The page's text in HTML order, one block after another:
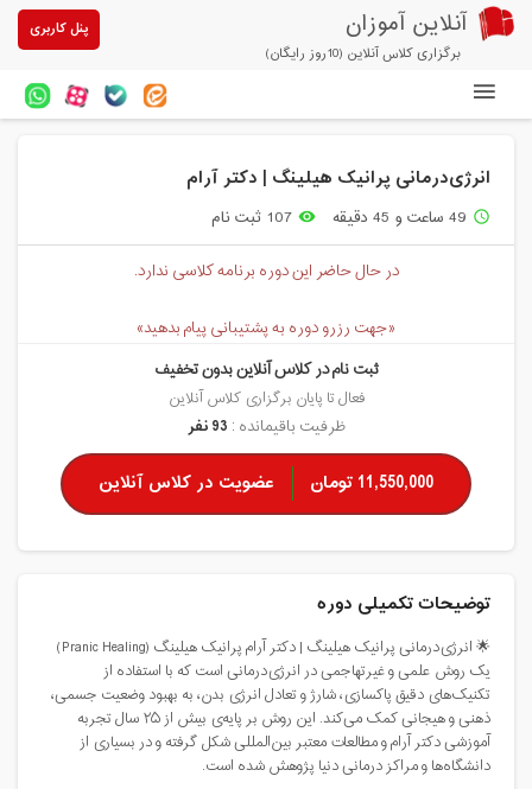
آنلاین آموزان
برگزاری کلاس آنلاین (10روز رایگان)
پنل کاربری
آزمون های آنلاین
مقالات آنلاین آموزان
خرید سرویس کلاس آنلاین
پیشنهادهای ویژه
تخفیفهای مشارکتی
درباره ما
انرژی‌درمانی پرانیک هیلینگ | دکتر آرام
access_time 49 ساعت و 45 دقیقه remove_red_eye 107 ثبت نام
در حال حاضر این دوره برنامه کلاسی ندارد.
«جهت رزرو دوره به پشتیبانی پیام بدهید»
ثبت نام در کلاس آنلاین بدون تخفیف
فعال تا پایان برگزاری کلاس آنلاین
ظرفیت باقیمانده : 93 نفر
11,550,000 تومان عضویت در کلاس آنلاین
توضیحات تکمیلی دوره
🌟 انرژی‌درمانی پرانیک هیلینگ | دکتر آرام پرانیک هیلینگ (Pranic Healing)
یک روش علمی و غیرتهاجمی در انرژی‌درمانی است که با استفاده از
تکنیک‌های دقیق پاکسازی، شارژ و تعادل انرژی بدن، به بهبود وضعیت جسمی،
ذهنی و هیجانی کمک می‌کند. این روش بر پایه‌ی بیش از ۲۵ سال تجربه
آموزشی دکتر آرام و مطالعات معتبر بین‌المللی شکل گرفته و در بسیاری از
دانشگاه‌ها و مراکز درمانی دنیا پژوهش شده است.